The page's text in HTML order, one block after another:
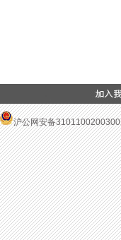
沪公网安备